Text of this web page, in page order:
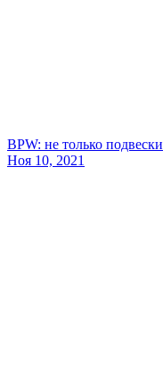
BPW: не только подвески
Ноя 10, 2021